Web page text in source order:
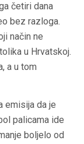
četiri dana
bez razloga.
način ne
u Hrvatskoj.
a u tom
emisija da je
palicama ide
boljelo od